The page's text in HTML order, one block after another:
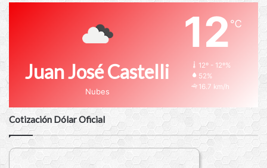
Juan José Castelli
Nubes
12℃
12º - 12º%
52%
16.7 km/h
Cotización Dólar Oficial